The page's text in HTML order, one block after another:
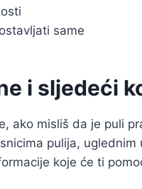
same
i sljedeći
ako misliš da je puli
pulija,
koje će ti